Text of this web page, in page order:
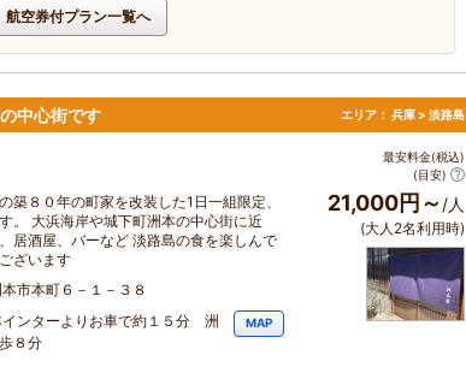
航空券付プラン一覧へ
中心街です エリア： 兵庫 > 淡路島
築８０年の町家を改装した1日一組限定、
。 大浜海岸や城下町洲本の中心街に近
居酒屋、バーなど 淡路島の食を楽しんで
ざいます
市本町６－１－３８
インターよりお車で約１５分 洲
８分
MAP
最安料金(税込)
(目安)
21,000円～/人
(大人2名利用時)